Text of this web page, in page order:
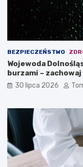
BEZPIECZEŃSTWO
Wojewoda
burzami –
30 lipca 2026